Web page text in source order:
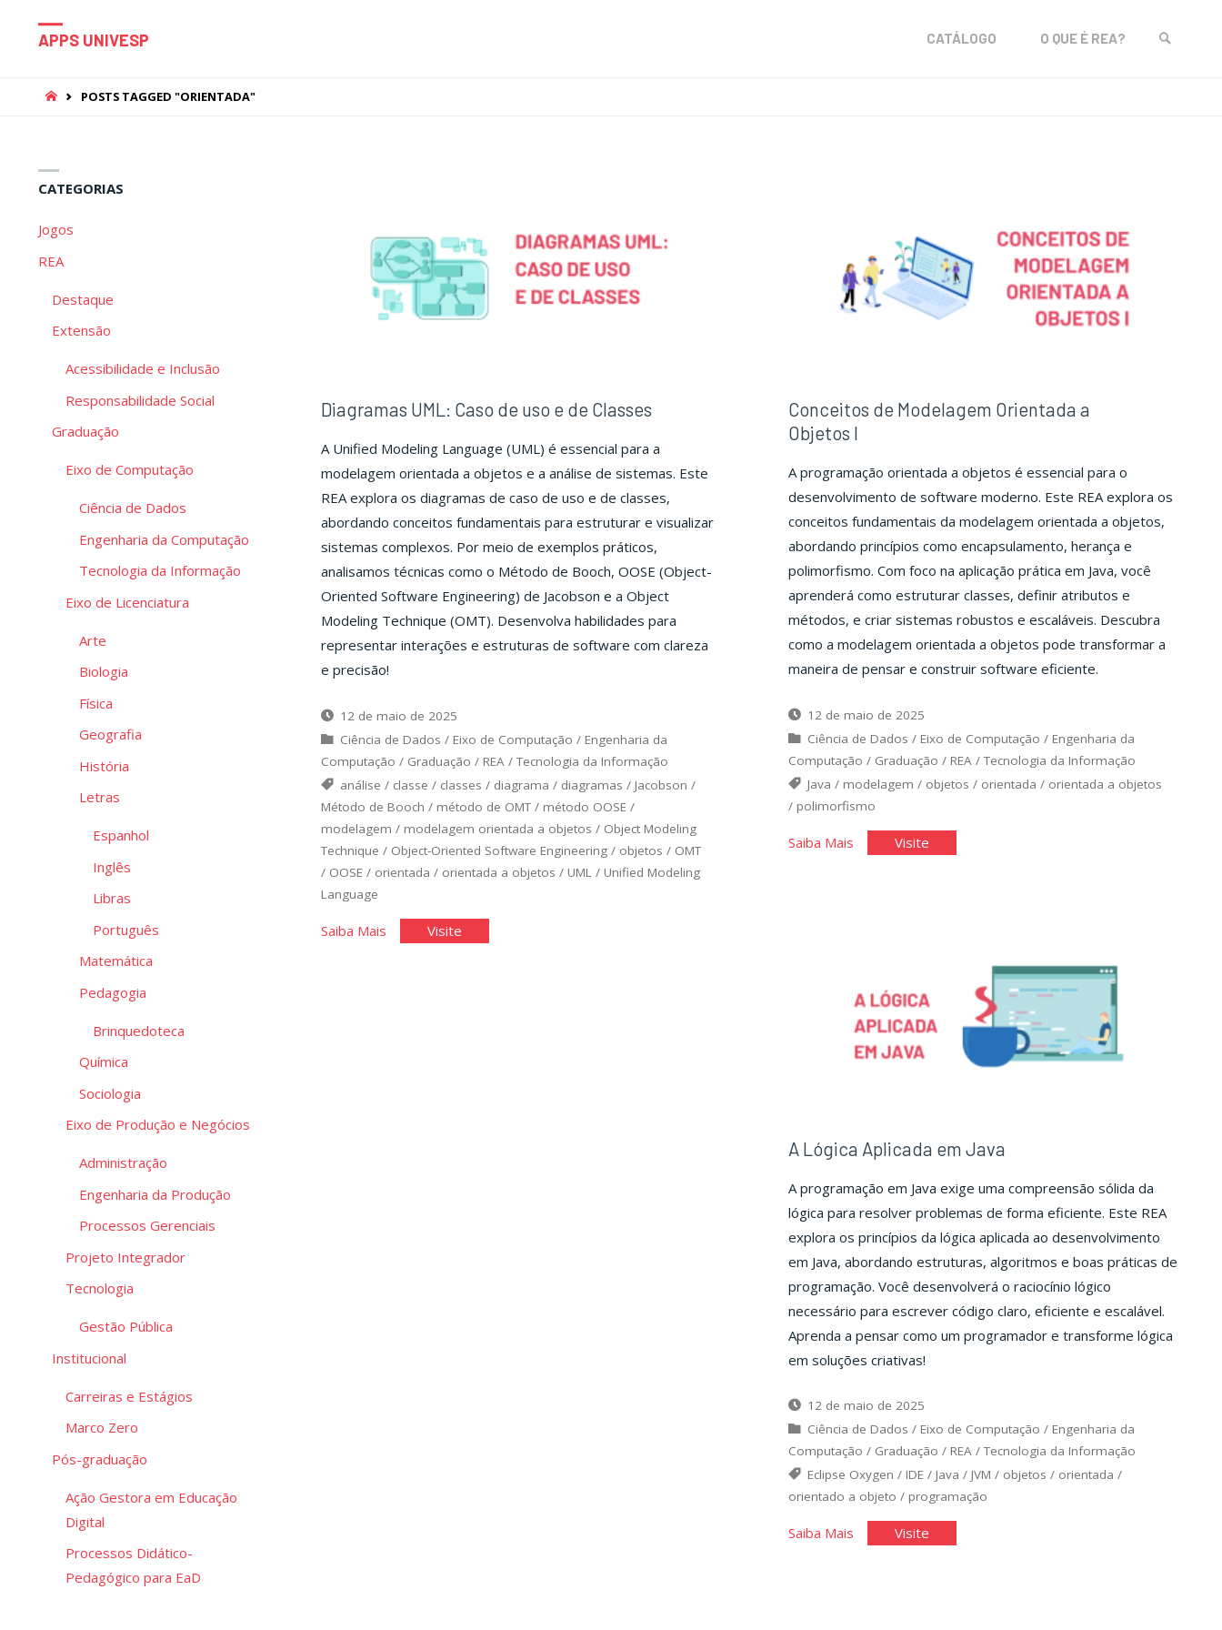
APPS UNIVESP CATÁLOGO O QUE É REA?
HOMEPOSTS TAGGED "ORIENTADA"
Diagramas UML: Caso de uso e de Classes
A Unified Modeling Language (UML) é essencial para a
modelagem orientada a objetos e a análise de sistemas. Este
REA explora os diagramas de caso de uso e de classes,
abordando conceitos fundamentais para estruturar e visualizar
sistemas complexos. Por meio de exemplos práticos,
analisamos técnicas como o Método de Booch, OOSE (Object-
Oriented Software Engineering) de Jacobson e a Object
Modeling Technique (OMT). Desenvolva habilidades para
representar interações e estruturas de software com clareza
e precisão!
12 de maio de 2025
Ciência de Dados / Eixo de Computação / Engenharia da
Computação / Graduação / REA/Tecnologia da Informação
análise / classe / classes / diagrama / diagramas / Jacobson /
Método de Booch / método de OMT/ método OOSE/
modelagem / modelagem orientada a objetos / Object Modeling
Technique / Object-Oriented Software Engineering/ objetos / OMT
/ OOSE/ orientada / orientada a objetos / UML/ Unified Modeling
Language
Saiba Mais"Diagramas
Visite"Diagramas
Conceitos de Modelagem Orientada a
Objetos I
A programação orientada a objetos é essencial para o
desenvolvimento de software moderno. Este REA explora os
conceitos fundamentais da modelagem orientada a objetos,
abordando princípios como encapsulamento, herança e
polimorfismo. Com foco na aplicação prática em Java, você
aprenderá como estruturar classes, definir atributos e
métodos, e criar sistemas robustos e escaláveis. Descubra
como a modelagem orientada a objetos pode transformar a
maneira de pensar e construir software eficiente.
12 de maio de 2025
Ciência de Dados / Eixo de Computação / Engenharia da
Computação / Graduação / REA/Tecnologia da Informação
Java / modelagem / objetos / orientada / orientada a objetos
/ polimorfismo
Saiba Mais"Conceitos
Visite"Conceitos
A Lógica Aplicada em Java
A programação em Java exige uma compreensão sólida da
lógica para resolver problemas de forma eficiente. Este REA
explora os princípios da lógica aplicada ao desenvolvimento
em Java, abordando estruturas, algoritmos e boas práticas de
programação. Você desenvolverá o raciocínio lógico
necessário para escrever código claro, eficiente e escalável.
Aprenda a pensar como um programador e transforme lógica
em soluções criativas!
12 de maio de 2025
Ciência de Dados / Eixo de Computação / Engenharia da
Computação / Graduação / REA/Tecnologia da Informação
Eclipse Oxygen / IDE / Java / JVM / objetos / orientada /
orientado a objeto / programação
Saiba Mais"A
Visite"A
CATEGORIAS
Jogos
REA
Destaque
Extensão
Acessibilidade e Inclusão
Responsabilidade Social
Graduação
Eixo de Computação
Ciência de Dados
Engenharia da Computação
Tecnologia da Informação
Eixo de Licenciatura
Arte
Biologia
Física
Geografia
História
Letras
Espanhol
Inglês
Libras
Português
Matemática
Pedagogia
Brinquedoteca
Química
Sociologia
Eixo de Produção e Negócios
Administração
Engenharia da Produção
Processos Gerenciais
Projeto Integrador
Tecnologia
Gestão Pública
Institucional
Carreiras e Estágios
Marco Zero
Pós-graduação
Ação Gestora em Educação
Digital
Processos Didático-
Pedagógico para EaD